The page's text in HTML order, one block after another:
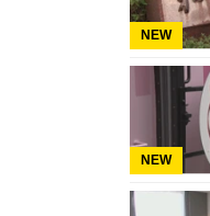
NEW
NEW